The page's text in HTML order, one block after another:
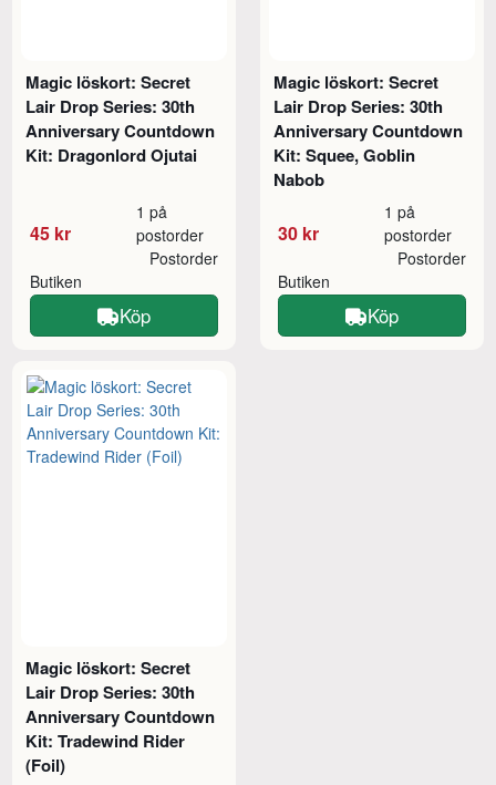
Magic löskort: Secret
Lair Drop Series: 30th
Anniversary Countdown
Kit: Dragonlord Ojutai
45 kr
1 på
postorder
Butiken
Postorder
Köp
Magic löskort: Secret
Lair Drop Series: 30th
Anniversary Countdown
Kit: Squee, Goblin
Nabob
30 kr
1 på
postorder
Butiken
Postorder
Köp
Magic löskort: Secret
Lair Drop Series: 30th
Anniversary Countdown
Kit: Tradewind Rider
(Foil)